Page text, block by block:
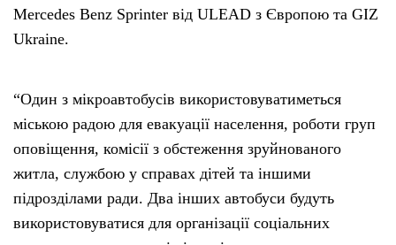
Mercedes Benz Sprinter від ULEAD з Європою та GIZ
Ukraine.
“Один з мікроавтобусів використовуватиметься
міською радою для евакуації населення, роботи груп
оповіщення, комісії з обстеження зруйнованого
житла, службою у справах дітей та іншими
підрозділами ради. Два інших автобуси будуть
використовуватися для організації соціальних